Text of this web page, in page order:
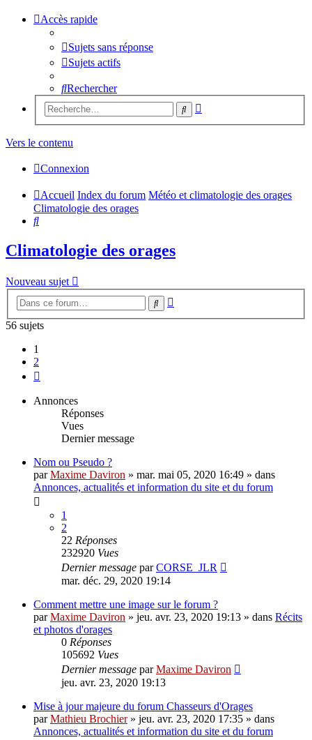
Accès rapide
Sujets sans réponse
Sujets actifs
Rechercher
Rechercher
Vers le contenu
Connexion
Accueil Index du forum Météo et climatologie des orages
Climatologie des orages
Rechercher
Climatologie des orages
Nouveau sujet
Rechercher
56 sujets
1
2
Annonces
Réponses
Vues
Dernier message
Nom ou Pseudo ?
parMaxime Daviron » mar. mai 05, 2020 16:49 » dans
Annonces, actualités et information du site et du forum
1
2
22 Réponses
232920 Vues
Dernier message parCORSE_JLR
mar. déc. 29, 2020 19:14
Comment mettre une image sur le forum ?
parMaxime Daviron » jeu. avr. 23, 2020 19:13 » dans Récits
et photos d'orages
0 Réponses
105692 Vues
Dernier message parMaxime Daviron
jeu. avr. 23, 2020 19:13
Mise à jour majeure du forum Chasseurs d'Orages
parMathieu Brochier» jeu. avr. 23, 2020 17:35 » dans
Annonces, actualités et information du site et du forum